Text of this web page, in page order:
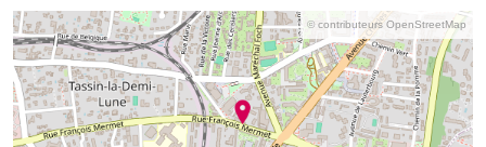
© contributeurs OpenStreetMap